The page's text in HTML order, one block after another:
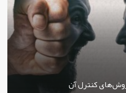
روش‌های کنترل آن